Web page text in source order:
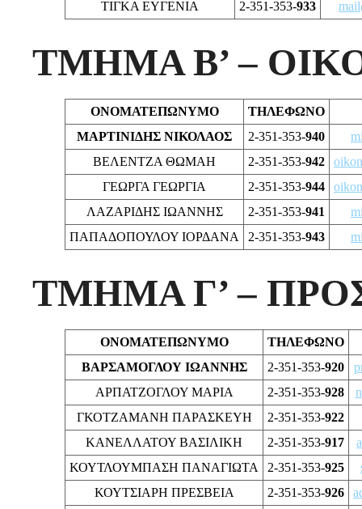
ΤΙΓΚΑ ΕΥΓΕΝΙΑ
2-351-353-933
ΤΜΗΜΑ Β’ –
ΟΝΟΜΑΤΕΠΩΝΥΜΟ
ΤΗΛΕΦΩΝΟ
ΜΑΡΤΙΝΙΔΗΣ ΝΙΚΟΛΑΟΣ
2-351-353-940
ΒΕΛΕΝΤΖΑ ΘΩΜΑΗ
2-351-353-942
ΓΕΩΡΓΑ ΓΕΩΡΓΙΑ
2-351-353-944
ΛΑΖΑΡΙΔΗΣ ΙΩΑΝΝΗΣ
2-351-353-941
ΠΑΠΑΔΟΠΟΥΛΟΥ ΙΟΡΔΑΝΑ
2-351-353-943
ΤΜΗΜΑ Γ’ –
ΟΝΟΜΑΤΕΠΩΝΥΜΟ
ΤΗΛΕΦΩΝΟ
ΒΑΡΣΑΜΟΓΛΟΥ ΙΩΑΝΝΗΣ
2-351-353-920
ΑΡΠΑΤΖΟΓΛΟΥ ΜΑΡΙΑ
2-351-353-928
ΓΚΟΤΖΑΜΑΝΗ ΠΑΡΑΣΚΕΥΗ
2-351-353-922
ΚΑΝΕΛΛΑΤΟΥ ΒΑΣΙΛΙΚΗ
2-351-353-917
ΚΟΥΤΛΟΥΜΠΑΣΗ ΠΑΝΑΓΙΩΤΑ
2-351-353-925
ΚΟΥΤΣΙΑΡΗ ΠΡΕΣΒΕΙΑ
2-351-353-926